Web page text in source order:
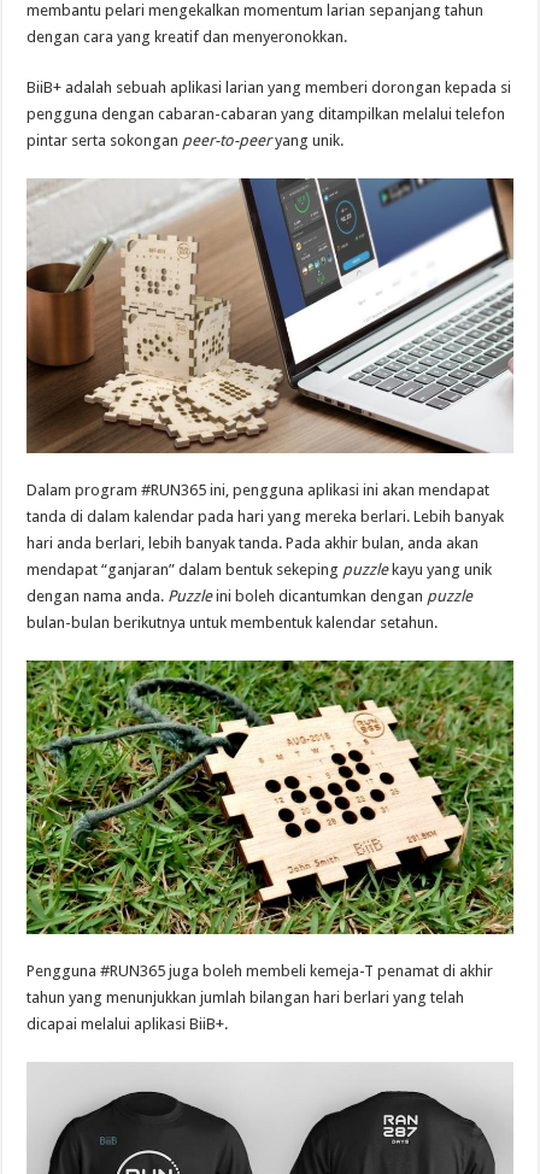
membantu pelari mengekalkan momentum larian sepanjang tahun
dengan cara yang kreatif dan menyeronokkan.
BiiB+ adalah sebuah aplikasi larian yang memberi dorongan kepada si
pengguna dengan cabaran-cabaran yang ditampilkan melalui telefon
pintar serta sokongan peer-to-peeryang unik.
Dalam program #RUN365 ini, pengguna aplikasi ini akan mendapat
tanda di dalam kalendar pada hari yang mereka berlari. Lebih banyak
hari anda berlari, lebih banyak tanda. Pada akhir bulan, anda akan
mendapat “ganjaran” dalam bentuk sekeping puzzlekayu yang unik
dengan nama anda. Puzzleini boleh dicantumkan dengan puzzle
bulan-bulan berikutnya untuk membentuk kalendar setahun.
Pengguna #RUN365 juga boleh membeli kemeja-T penamat di akhir
tahun yang menunjukkan jumlah bilangan hari berlari yang telah
dicapai melalui aplikasi BiiB+.